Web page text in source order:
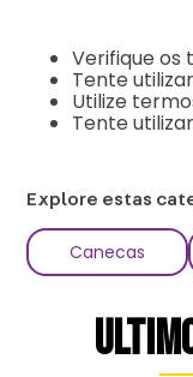
Verifique os
Tente
Utilize
Tente
Explore estas
Canecas